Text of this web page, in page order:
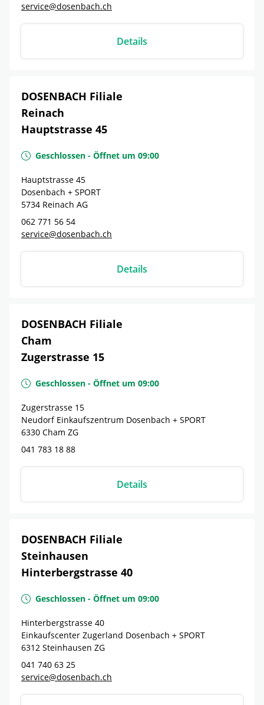
service@dosenbach.ch
Details
DOSENBACH Filiale
Reinach
Hauptstrasse 45
Geschlossen - Öffnet um 09:00
Hauptstrasse 45
Dosenbach + SPORT
5734 Reinach AG
062 771 56 54
service@dosenbach.ch
Details
DOSENBACH Filiale
Cham
Zugerstrasse 15
Geschlossen - Öffnet um 09:00
Zugerstrasse 15
Neudorf Einkaufszentrum Dosenbach + SPORT
6330 Cham ZG
041 783 18 88
Details
DOSENBACH Filiale
Steinhausen
Hinterbergstrasse 40
Geschlossen - Öffnet um 09:00
Hinterbergstrasse 40
Einkaufscenter Zugerland Dosenbach + SPORT
6312 Steinhausen ZG
041 740 63 25
service@dosenbach.ch